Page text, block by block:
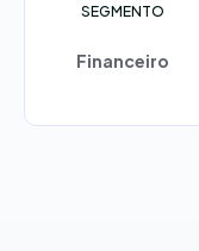
SEGMENTO
Financeiro